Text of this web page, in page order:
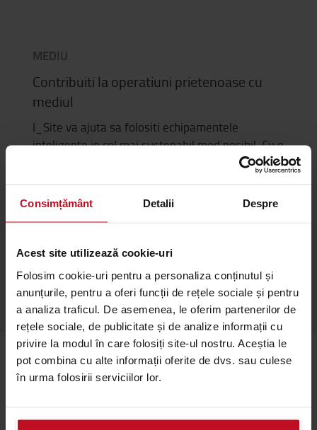
Consimțământ Detalii Despre
Acest site utilizează cookie-uri
Folosim cookie-uri pentru a personaliza conținutul și
anunțurile, pentru a oferi funcții de rețele sociale și pentru
a analiza traficul. De asemenea, le oferim partenerilor de
rețele sociale, de publicitate și de analize informații cu
privire la modul în care folosiți site-ul nostru. Aceștia le
pot combina cu alte informații oferite de dvs. sau culese
în urma folosirii serviciilor lor.
MEDIU
Contribuiti la operatiuni prietenoase cu
mediul
I_Site va ajuta sa folositi echipamentele
inteligente in cel mai sustenabil mod posibil. Cu o
durata de viata mai lunga a utilajului si, ca
Durata de viata mai mare a bateriei
Durata de viata extinsa a echipamentului
CITITI MAI MULT >
Studii de caz